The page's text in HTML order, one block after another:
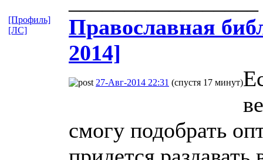
Православная​
2014]
[Профиль]
[ЛС]
27-Авг-2014 22:31 (спустя 17 минут)
смогу подобрать